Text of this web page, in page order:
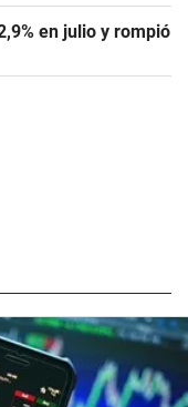
en julio y rompió